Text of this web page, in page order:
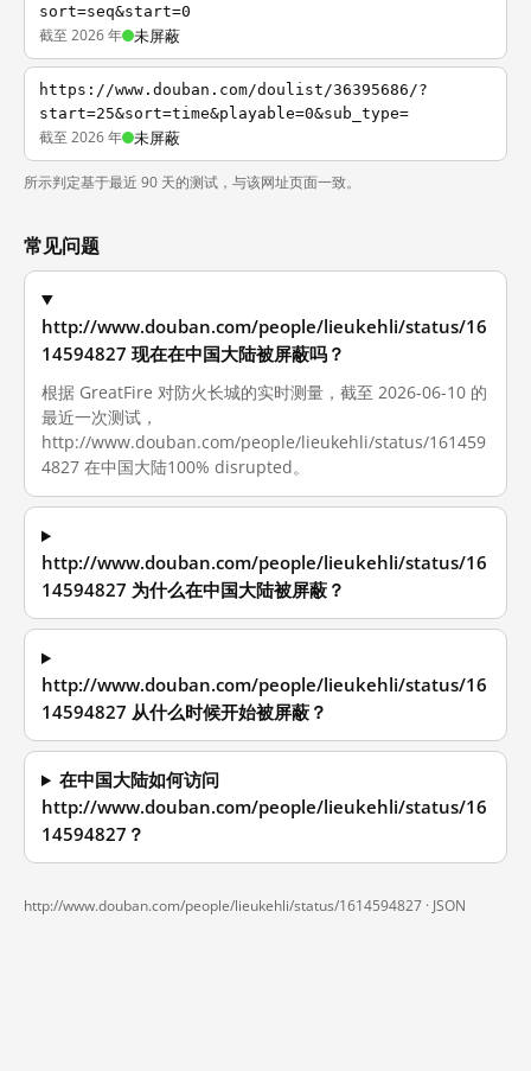
sort=seq&start=0
截至 2026 年 未屏蔽
https://www.douban.com/doulist/36395686/?
start=25&sort=time&playable=0&sub_type=
截至 2026 年 未屏蔽
所示判定基于最近 90 天的测试，与该网址页面一致。
常见问题
http://www.douban.com/people/lieukehli/status/16
14594827 现在在中国大陆被屏蔽吗？
根据 GreatFire 对防火长城的实时测量，截至 2026-06-10 的
最近一次测试，
http://www.douban.com/people/lieukehli/status/161459
4827 在中国大陆100% disrupted。
http://www.douban.com/people/lieukehli/status/16
14594827 为什么在中国大陆被屏蔽？
http://www.douban.com/people/lieukehli/status/16
14594827 从什么时候开始被屏蔽？
在中国大陆如何访问
http://www.douban.com/people/lieukehli/status/16
14594827？
http://www.douban.com/people/lieukehli/status/1614594827 · JSON